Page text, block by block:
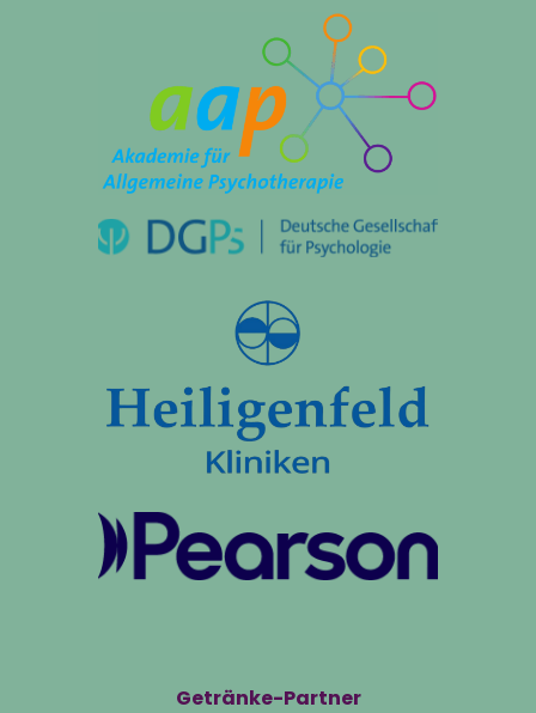
Getränke-Partner